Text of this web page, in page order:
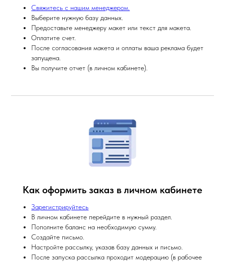
Свяжитесь с нашим менеджером.
Выберите нужную базу данных.
Предоставьте менеджеру макет или текст для макета.
Оплатите счет.
После согласования макета и оплаты ваша реклама будет
запущена.
Вы получите отчет (в личном кабинете).
Как оформить заказ в личном кабинете
Зарегистрируйтесь
В личном кабинете перейдите в нужный раздел.
Пополните баланс на необходимую сумму.
Создайте письмо.
Настройте рассылку, указав базу данных и письмо.
После запуска рассылка проходит модерацию (в рабочее